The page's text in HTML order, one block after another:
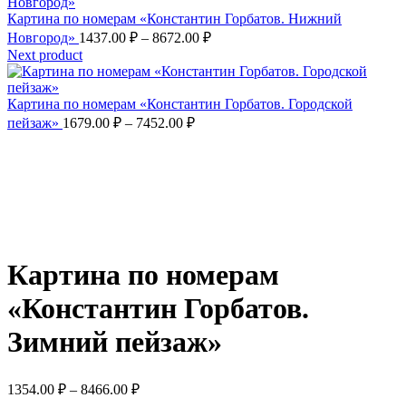
Картина по номерам «Константин Горбатов. Нижний
Новгород» 1437.00 ₽ – 8672.00 ₽Диапазон
1437.00 ₽
8672.00 ₽
Next product
Картина по номерам «Константин Горбатов. Городской
пейзаж» 1679.00 ₽ – 7452.00 ₽Диапазон
Картина по номерам
«Константин Горбатов.
Зимний пейзаж»
1354.00 ₽ – 8466.00 ₽Диапазон